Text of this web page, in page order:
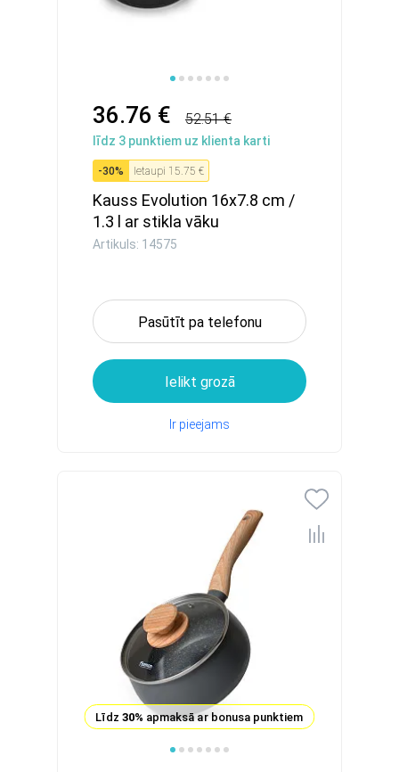
36.76 € 52.51 €
līdz 3 punktiem uz klienta karti
-30% Ietaupi 15.75 €
Kauss Evolution 16x7.8 cm /
1.3 l ar stikla vāku
Artikuls: 14575
Pasūtīt pa telefonu
Ielikt grozā
Ir pieejams
Līdz 30% apmaksā ar bonusa punktiem